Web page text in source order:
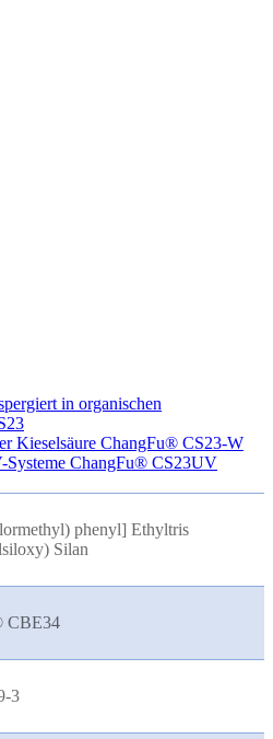
in organischen
Kieselsäure ChangFu® CS23-W
ChangFu® CS23UV
phenyl] Ethyltris
Silan
CBE34
3